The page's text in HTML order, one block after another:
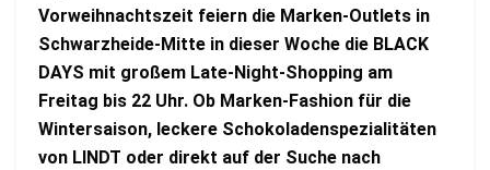
Vorweihnachtszeit feiern die Marken-Outlets in
Schwarzheide-Mitte in dieser Woche die BLACK
DAYS mit großem Late-Night-Shopping am
Freitag bis 22 Uhr. Ob Marken-Fashion für die
Wintersaison, leckere Schokoladenspezialitäten
von LINDT oder direkt auf der Suche nach